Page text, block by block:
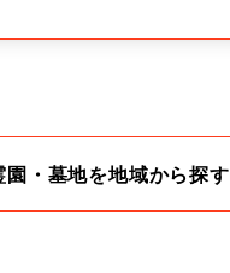
園・墓地を地域から探す